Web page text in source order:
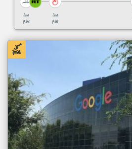
منذ
يوم
منذ
يوم